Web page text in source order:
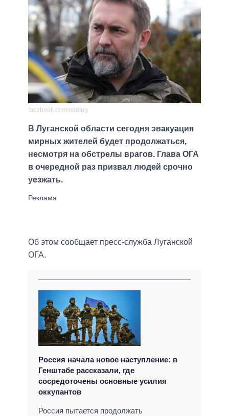
facebook.com/odalug
В Луганской области сегодня эвакуация
мирных жителей будет продолжаться,
несмотря на обстрелы врагов. Глава ОГА
в очередной раз призвал людей срочно
уезжать.
Об этом сообщает пресс-служба Луганской
ОГА.
Россия начала новое наступление: в
Генштабе рассказали, где
сосредоточены основные усилия
оккупантов
Россия пытается продолжать